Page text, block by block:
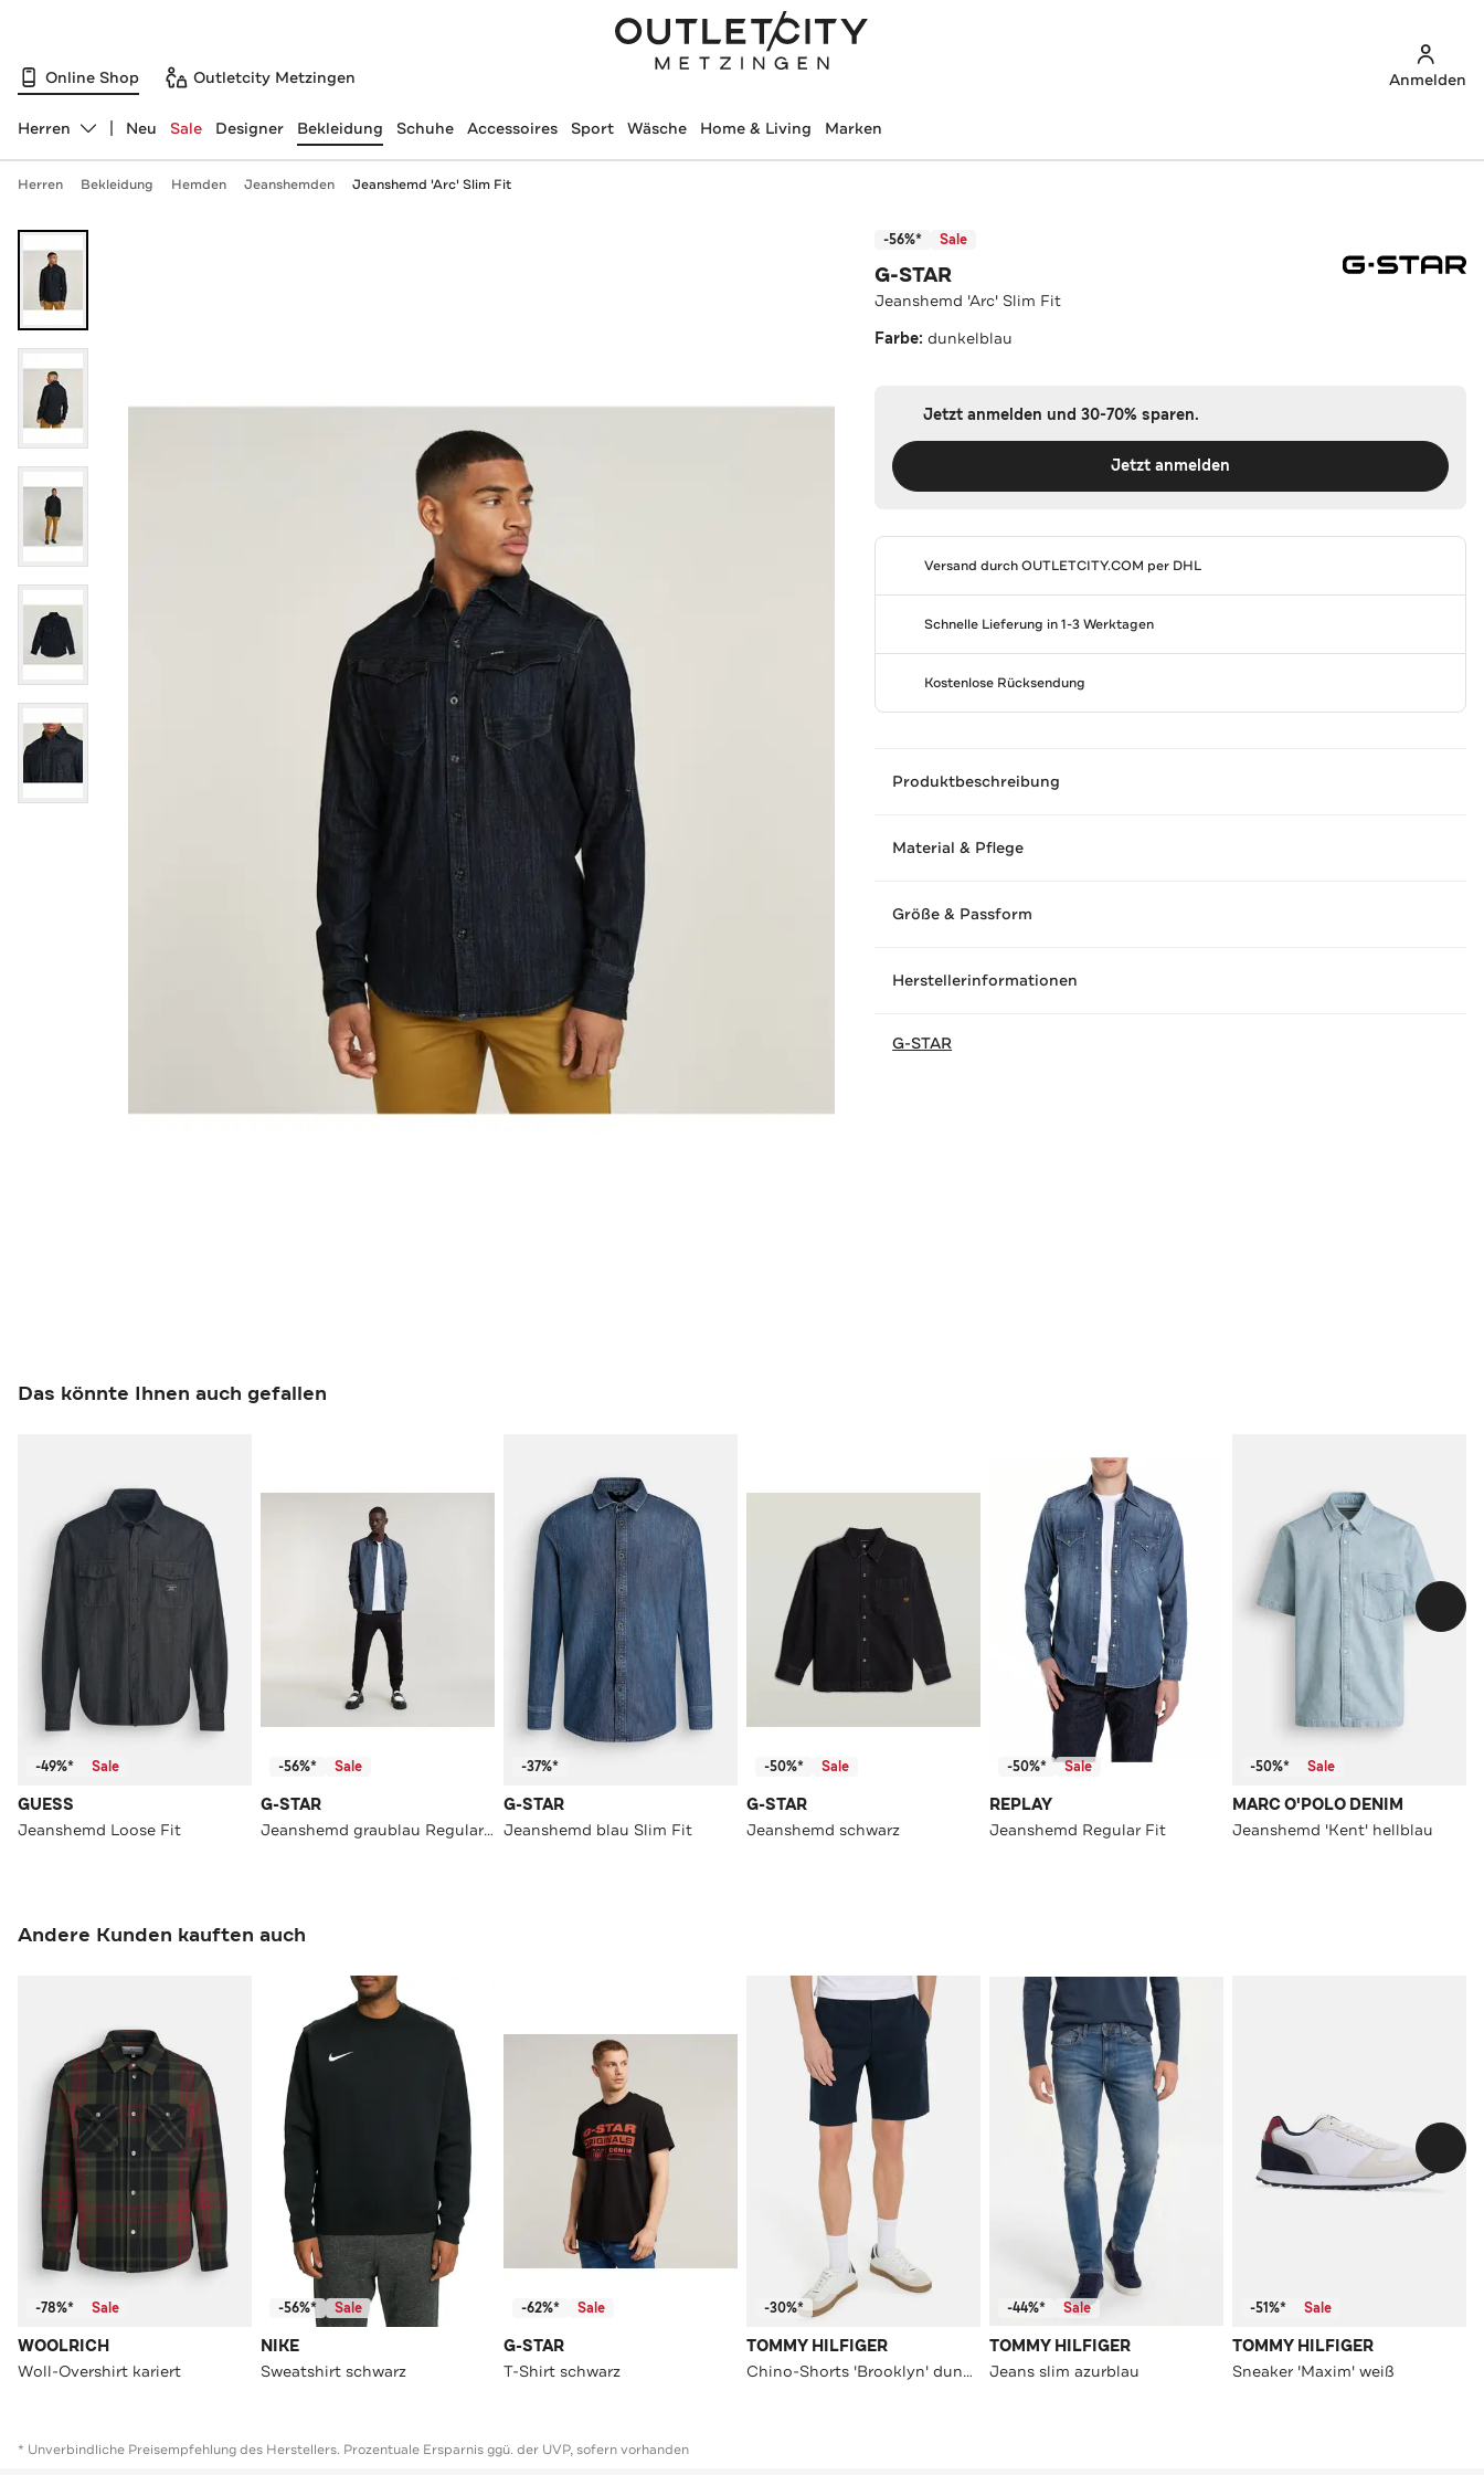
Online Shop Outletcity Metzingen Anmelden
Abteilung ändern, ausgewählt:
Herren Neu Sale Designer Bekleidung Schuhe Accessoires Sport Wäsche Home & Living Marken
Herren Bekleidung Hemden Jeanshemden Jeanshemd 'Arc' Slim Fit
-56%* Sale
G-STAR
Jeanshemd 'Arc' Slim Fit
Farbe:dunkelblau
Jetzt anmelden und 30-70% sparen.
Jetzt anmelden
Versand durchOUTLETCITY.COM per DHL
Schnelle Lieferung in 1-3 Werktagen
Kostenlose Rücksendung
Produktbeschreibung
Material & Pflege
Größe & Passform
Herstellerinformationen
G-STAR
Das könnte Ihnen auch gefallen
-49%* Sale
GUESS
Jeanshemd Loose Fit
-56%* Sale
G-STAR
Jeanshemd graublau Regular Fit
-37%*
G-STAR
Jeanshemd blau Slim Fit
-50%* Sale
G-STAR
Jeanshemd schwarz
-50%* Sale
REPLAY
Jeanshemd Regular Fit
-50%* Sale
MARC O'POLO DENIM
Jeanshemd 'Kent' hellblau
Andere Kunden kauften auch
-78%* Sale
WOOLRICH
Woll-Overshirt kariert
-56%* Sale
NIKE
Sweatshirt schwarz
-62%* Sale
G-STAR
T-Shirt schwarz
-30%*
TOMMY HILFIGER
Chino-Shorts 'Brooklyn' dunkelblau
-44%* Sale
TOMMY HILFIGER
Jeans slim azurblau
-51%* Sale
TOMMY HILFIGER
Sneaker 'Maxim' weiß
* Unverbindliche Preisempfehlung des Herstellers. Prozentuale Ersparnis ggü. der UVP, sofern vorhanden